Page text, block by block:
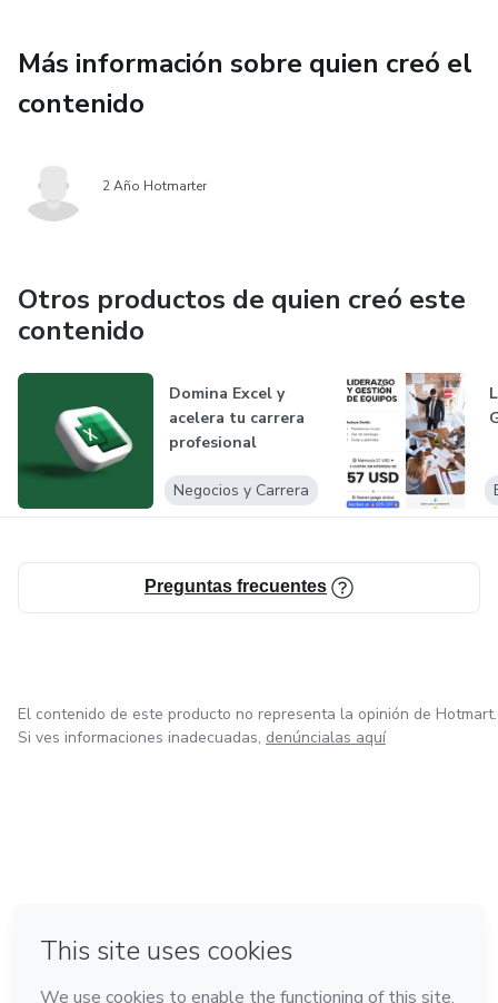
Más información sobre quien creó el
contenido
2 Año Hotmarter
Otros productos de quien creó este
contenido
Domina Excel y
acelera tu carrera
profesional
Negocios y Carrera
Preguntas frecuentes
El contenido de este producto no representa la opinión de Hotmart.
Si ves informaciones inadecuadas, denúncialas aquí
Hecho con❤ en Belo Horizonte